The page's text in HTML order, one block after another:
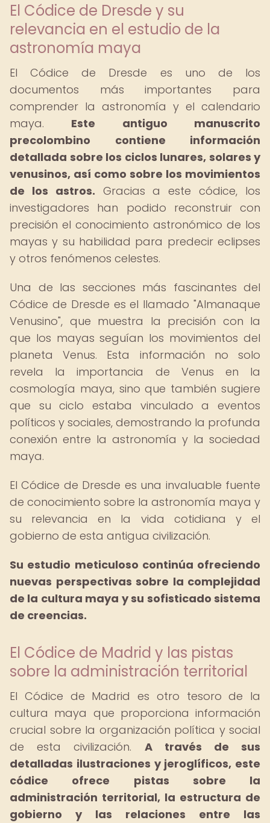
El Códice de Dresde y su
relevancia en el estudio de la
astronomía maya
El Códice de Dresde es uno de los
documentos más importantes para
comprender la astronomía y el calendario
maya. Este antiguo manuscrito
precolombino contiene información
detallada sobre los ciclos lunares, solares y
venusinos, así como sobre los movimientos
de los astros. Gracias a este códice, los
investigadores han podido reconstruir con
precisión el conocimiento astronómico de los
mayas y su habilidad para predecir eclipses
y otros fenómenos celestes.
Una de las secciones más fascinantes del
Códice de Dresde es el llamado "Almanaque
Venusino", que muestra la precisión con la
que los mayas seguían los movimientos del
planeta Venus. Esta información no solo
revela la importancia de Venus en la
cosmología maya, sino que también sugiere
que su ciclo estaba vinculado a eventos
políticos y sociales, demostrando la profunda
conexión entre la astronomía y la sociedad
maya.
El Códice de Dresde es una invaluable fuente
de conocimiento sobre la astronomía maya y
su relevancia en la vida cotidiana y el
gobierno de esta antigua civilización.
Su estudio meticuloso continúa ofreciendo
nuevas perspectivas sobre la complejidad
de la cultura maya y su sofisticado sistema
de creencias.
El Códice de Madrid y las pistas
sobre la administración territorial
El Códice de Madrid es otro tesoro de la
cultura maya que proporciona información
crucial sobre la organización política y social
de esta civilización. A través de sus
detalladas ilustraciones y jeroglíficos, este
códice ofrece pistas sobre la
administración territorial, la estructura de
gobierno y las relaciones entre las